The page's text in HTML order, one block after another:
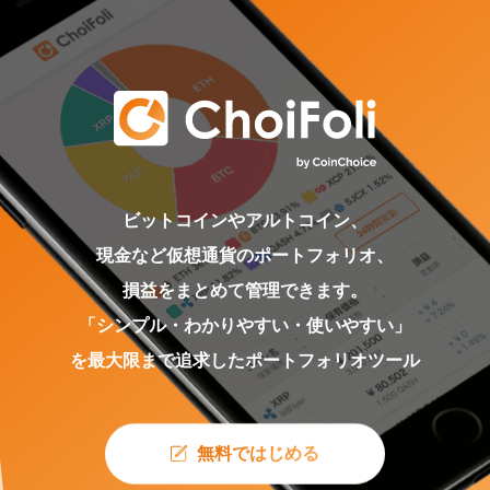
ビットコインやアルトコイン、
現金など仮想通貨のポートフォリオ、
損益をまとめて管理できます。
「シンプル・わかりやすい・使いやすい」
を最大限まで追求したポートフォリオツール
無料ではじめる